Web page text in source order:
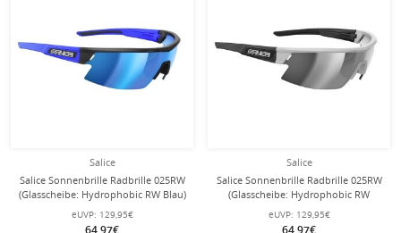
Salice
Salice Sonnenbrille Radbrille 025RW
(Glasscheibe: Hydrophobic RW Blau)
schwarz/blau
eUVP: 129,95€
64,97€
Salice
Salice Sonnenbrille Radbrille 025RW
(Glasscheibe: Hydrophobic RW
Schwarz) weiss/schwarz
eUVP: 129,95€
64,97€